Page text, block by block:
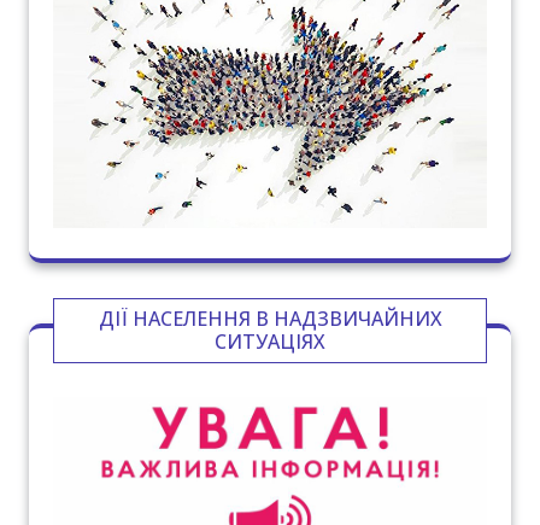
ДІЇ НАСЕЛЕННЯ В НАДЗВИЧАЙНИХ
СИТУАЦІЯХ